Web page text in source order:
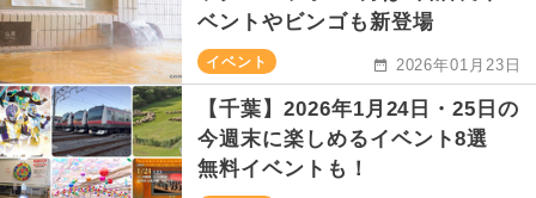
ベントやビンゴも新登場
イベント 2026年01月23日
【千葉】2026年1月24日・25日の
今週末に楽しめるイベント8選
無料イベントも！